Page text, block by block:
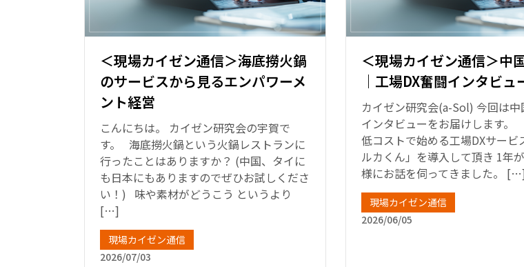
＜現場カイゼン通信＞海底撈火鍋
のサービスから見るエンパワーメ
ント経営
こんにちは。 カイゼン研究会の宇賀で
す。 海底撈火鍋という火鍋レストランに
行ったことはありますか？ (中国、タイに
も日本にもありますのでぜひお試しくださ
い！) 味や素材がどうこう というより
[…]
現場カイゼン通信
2026/07/03
＜現場カイゼン通信＞中
｜工場DX奮闘インタビュ
カイゼン研究会(a-Sol) 今回は中
インタビューをお届けします
低コストで始める工場DXサービ
ルカくん」を導入して頂き 1年
様にお話を伺ってきました。
現場カイゼン通信
2026/06/05